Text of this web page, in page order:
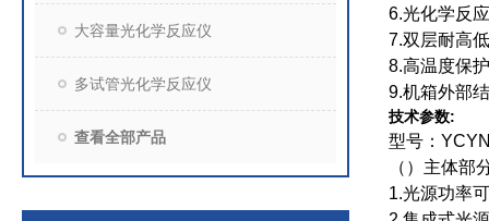
大容量光化学反应仪
多试管光化学反应仪
查看全部产品
6.光化学反
7.双层耐高
8.高温度保
9.机箱外部
技术参数:
型号：
（）主体部
1.光源功率